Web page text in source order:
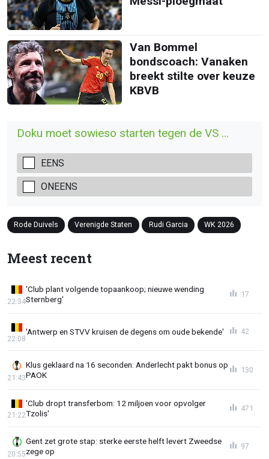
Van Bommel
bondscoach: Vanaken
breekt stilte over keuze
KBVB
Doku moet sowieso starten tegen de VS ...
EENS
ONEENS
Rode Duivels Verenigde Staten Rudi Garcia WK 2026
Meest recent
'Club plant volgende topaankoop; nieuwe wending
Sternberg'
22:34
17
'Antwerp en STVV kruisen de degens om oude bekende'
22:08
42
Klus geklaard na 16 seconden: Anderlecht pakt bonus op
PAOK
21:43
130
'Club dropt transferbom: 12 miljoen voor opvolger
Tzolis'
21:22
471
Gent zet grote stap: sterke eerste helft levert Zweedse
zege op
20:55
97